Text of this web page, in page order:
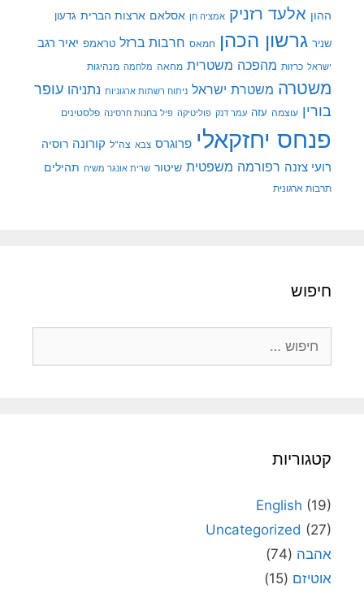
ההון אלעד רזניק אמציה חן אסלאם ארצות הברית גדעון
שניר גרשון הכהן חמאס חרבות ברזל טראמפ יאיר רגב
ישראל כרזות מהפכה משטרית מחאה מלחמה מנהיגות
משטרה משטרת ישראל ניתוח רשתות ארגוניות נתניהו עופר
בורין עוצמה עזה עמר דנק פוליטיקה פיל בחנות חרסינה פלסטינים
פנחס יחזקאלי פרוגרס צבא צה"ל קורונה רוסיה
רועי צזנה רפורמה משפטית שיטור שרית אונגר משיח תהילים
תרבות ארגונית
חיפוש
קטגוריות
English (19)
Uncategorized (27)
אהבה (74)
אוטיזם (15)